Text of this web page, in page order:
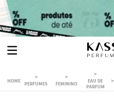
PERFUMES FEMININO
EAU DE
PARFUM